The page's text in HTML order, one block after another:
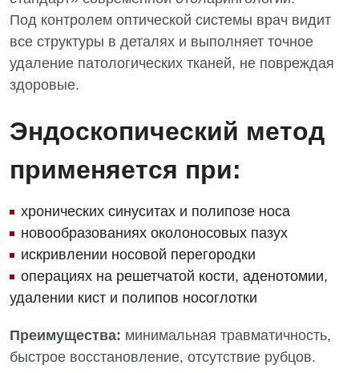
Отделение кардиососудистой патологии и неврологии
Отделение неотложных состояний
Оториноларингология
Педиатрическое отделение
Проктология
Пульмонология
Сосудистая хирургия
Терапевтическое отделение
Терапия
Травматологическое отделение
Под контролем оптической системы врач видит
все структуры в деталях и выполняет точное
удаление патологических тканей, не повреждая
здоровые.
Эндоскопический метод
применяется при:
хронических синуситах и полипозе носа
новообразованиях околоносовых пазух
искривлении носовой перегородки
операциях на решетчатой кости, аденотомии,
удалении кист и полипов носоглотки
Преимущества: минимальная травматичность,
быстрое восстановление, отсутствие рубцов.